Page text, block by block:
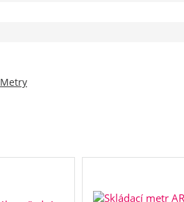
Metry